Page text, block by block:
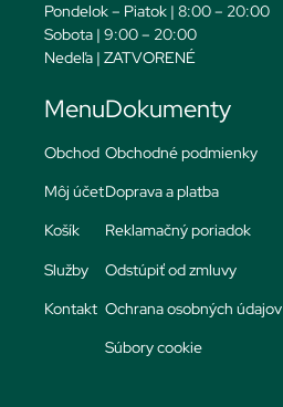
Pondelok – Piatok | 8:00 – 20:00
Sobota | 9:00 – 20:00
Nedeľa | ZATVORENÉ
Menu
Obchod
Môj účet
Košík
Služby
Kontakt
Dokumenty
Obchodné podmienky
Doprava a platba
Reklamačný poriadok
Odstúpiť od zmluvy
Ochrana osobných údajov
Súbory cookie